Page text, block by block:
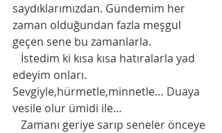
saydıklarımızdan. Gündemim her
zaman olduğundan fazla meşgul
geçen sene bu zamanlarla.
İstedim ki kısa kısa hatıralarla yad
edeyim onları.
Sevgiyle,hürmetle,minnetle… Duaya
vesile olur ümidi ile…
Zamanı geriye sarıp seneler önceye